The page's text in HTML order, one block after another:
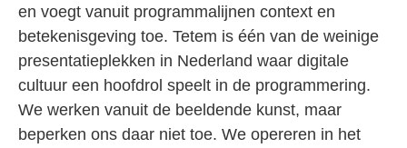
en voegt vanuit programmalijnen context en
betekenisgeving toe. Tetem is één van de weinige
presentatieplekken in Nederland waar digitale
cultuur een hoofdrol speelt in de programmering.
We werken vanuit de beeldende kunst, maar
beperken ons daar niet toe. We opereren in het